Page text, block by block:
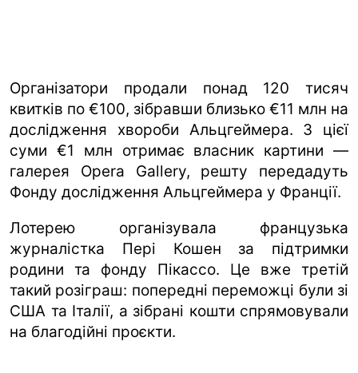
Організатори продали понад 120 тисяч
квитків по €100, зібравши близько €11 млн на
дослідження хвороби Альцгеймера. З цієї
суми €1 млн отримає власник картини —
галерея Opera Gallery, решту передадуть
Фонду дослідження Альцгеймера у Франції.
Лотерею організувала французька
журналістка Пері Кошен за підтримки
родини та фонду Пікассо. Це вже третій
такий розіграш: попередні переможці були зі
США та Італії, а зібрані кошти спрямовували
на благодійні проєкти.